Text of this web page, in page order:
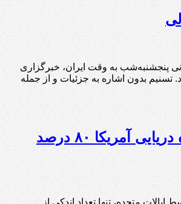
پنجشنبه‌شب به وقت ایران، خبرگزاری
تسنیم بدون اشاره به جزئیات و از جمله
ورتکسا: خروج نفت ایران از بنادرش در پی محاصره دریایی آمریکا ۸۰ درصد
متحده، تنها تعداد اندکی از